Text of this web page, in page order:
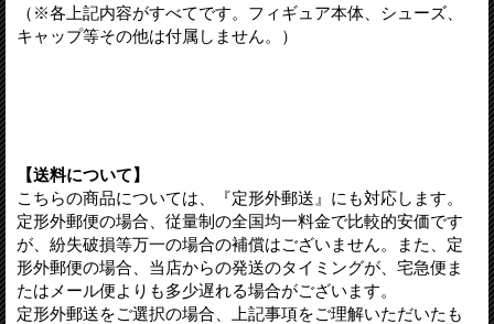
（※各上記内容がすべてです。フィギュア本体、シューズ、
キャップ等その他は付属しません。）
【送料について】
こちらの商品については、『定形外郵送』にも対応します。
定形外郵便の場合、従量制の全国均一料金で比較的安価です
が、紛失破損等万一の場合の補償はございません。また、定
形外郵便の場合、当店からの発送のタイミングが、宅急便ま
たはメール便よりも多少遅れる場合がございます。
定形外郵送をご選択の場合、上記事項をご理解いただいたも